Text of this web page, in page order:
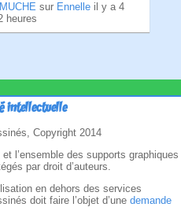
sur Ennelle il y a 4
heures
intellectuelle
Copyright 2014
et l’ensemble des supports graphiques
par droit d’auteurs.
en dehors des services
doit faire l’objet d’une demande